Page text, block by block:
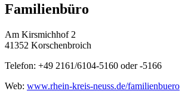
Familienbüro
Am Kirsmichhof 2
41352 Korschenbroich
Telefon: +49 2161/6104-5160 oder -5166
Web: www.rhein-kreis-neuss.de/familienbuero